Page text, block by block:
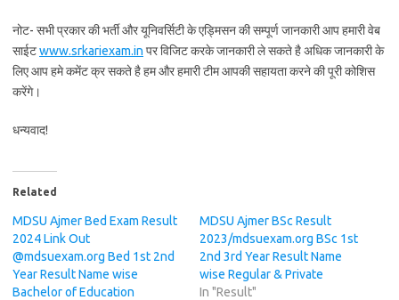
नोट- सभी प्रकार की भर्ती और यूनिवर्सिटी के एड्मिसन की सम्पूर्ण जानकारी आप हमारी वेब
साईटwww.srkariexam.in पर विजिट करके जानकारी ले सकते है अधिक जानकारी के
लिए आप हमे कमेंट क्र सकते है हम और हमारी टीम आपकी सहायता करने की पूरी कोशिस
करेंगे।
धन्यवाद!
Related
MDSU Ajmer Bed Exam Result
2024 Link Out
@mdsuexam.org Bed 1st 2nd
Year Result Name wise
Bachelor of Education
MDSU Ajmer BSc Result
2023/mdsuexam.org BSc 1st
2nd 3rd Year Result Name
wise Regular & Private
In "Result"